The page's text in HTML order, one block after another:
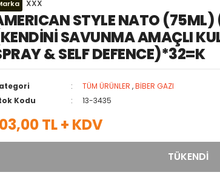
XXX
STYLE NATO (75ML)
SAVUNMA AMAÇLI
& SELF DEFENCE)*32=K
TÜM ÜRÜNLER ,BİBER GAZI
Kodu
13-3435
TL + KDV
TÜKENDİ